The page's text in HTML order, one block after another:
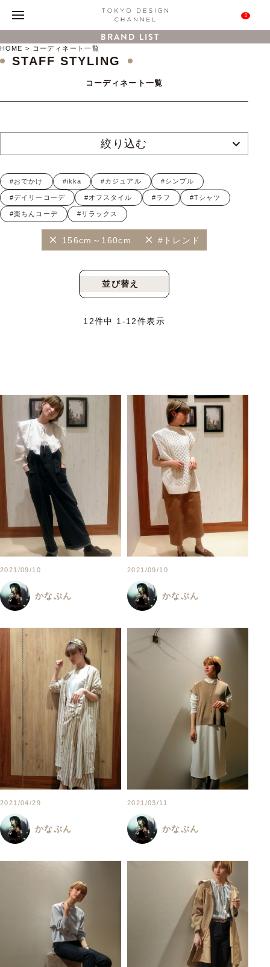
0
BRAND LIST
HOME コーディネート一覧
STAFF STYLING
コーディネート一覧
絞り込む
#おでかけ #ikka #カジュアル #シンプル
#デイリーコーデ #オフスタイル #ラフ #Tシャツ
#楽ちんコーデ #リラックス
156cm～160cm #トレンド
並び替え
12件中 1 -12件表示
2021/09/10
かなぶん
2021/09/10
かなぶん
2021/04/29
かなぶん
2021/03/11
かなぶん